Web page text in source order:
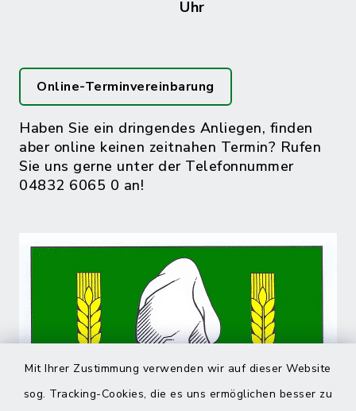
Mit Ihrer Zustimmung verwenden wir auf dieser Website
sog. Tracking-Cookies, die es uns ermöglichen besser zu
Uhr
Online-Terminvereinbarung
Haben Sie ein dringendes Anliegen, finden
aber online keinen zeitnahen Termin? Rufen
Sie uns gerne unter der Telefonnummer
04832 6065 0 an!